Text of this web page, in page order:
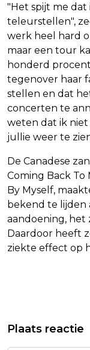
"Het spijt me
teleurstellen",
werk heel hard
maar een tour
honderd
tegenover haar
stellen en dat
concerten te
weten dat ik niet
jullie weer te
De Canadese
Coming Back To
By Myself,
bekend te lijden
aandoening, het
Daardoor heeft
ziekte effect op
MOGELIJK
BRITSE
Plaats reactie